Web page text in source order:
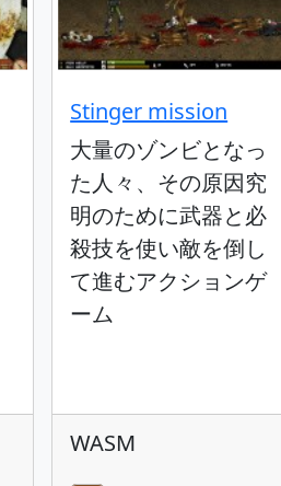
Stinger mission
大量のゾンビとなっ
た人々、その原因究
明のために武器と必
殺技を使い敵を倒し
て進むアクションゲ
ーム
WASM